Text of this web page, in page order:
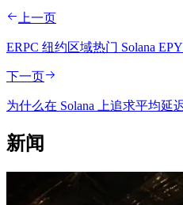
上一页
ERPC 纽约区域热门 Solana
下一页
为什么在 Solana 上追求平均延
新闻